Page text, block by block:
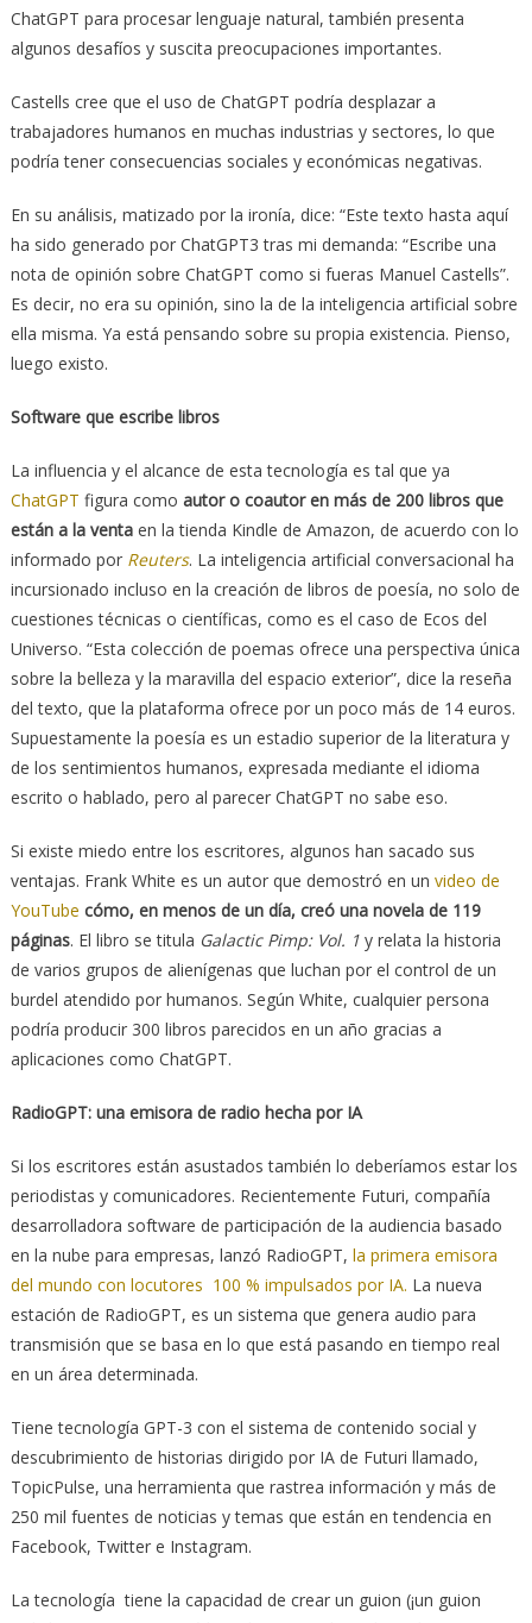
ChatGPT para procesar lenguaje natural, también presenta
algunos desafíos y suscita preocupaciones importantes.
Castells cree que el uso de ChatGPT podría desplazar a
trabajadores humanos en muchas industrias y sectores, lo que
podría tener consecuencias sociales y económicas negativas.
En su análisis, matizado por la ironía, dice: “Este texto hasta aquí
ha sido generado por ChatGPT3 tras mi demanda: “Escribe una
nota de opinión sobre ChatGPT como si fueras Manuel Castells”.
Es decir, no era su opinión, sino la de la inteligencia artificial sobre
ella misma. Ya está pensando sobre su propia existencia. Pienso,
luego existo.
Software que escribe libros
La influencia y el alcance de esta tecnología es tal que ya
ChatGPT figura como autor o coautor en más de 200 libros que
están a la ventaen la tienda Kindle de Amazon, de acuerdo con lo
informado por Reuters. La inteligencia artificial conversacional ha
incursionado incluso en la creación de libros de poesía, no solo de
cuestiones técnicas o científicas, como es el caso de Ecos del
Universo. “Esta colección de poemas ofrece una perspectiva única
sobre la belleza y la maravilla del espacio exterior”, dice la reseña
del texto, que la plataforma ofrece por un poco más de 14 euros.
Supuestamente la poesía es un estadio superior de la literatura y
de los sentimientos humanos, expresada mediante el idioma
escrito o hablado, pero al parecer ChatGPT no sabe eso.
Si existe miedo entre los escritores, algunos han sacado sus
ventajas. Frank White es un autor que demostró en un video de
YouTube cómo, en menos de un día, creó una novela de 119
páginas. El libro se titula Galactic Pimp: Vol. 1y relata la historia
de varios grupos de alienígenas que luchan por el control de un
burdel atendido por humanos. Según White, cualquier persona
podría producir 300 libros parecidos en un año gracias a
aplicaciones como ChatGPT.
RadioGPT: una emisora de radio hecha por IA
Si los escritores están asustados también lo deberíamos estar los
periodistas y comunicadores. Recientemente Futuri, compañía
desarrolladora software de participación de la audiencia basado
en la nube para empresas, lanzó RadioGPT, la primera emisora
del mundo con locutores 100 % impulsados ​​por IA. La nueva
estación de RadioGPT, es un sistema que genera audio para
transmisión que se basa en lo que está pasando en tiempo real
en un área determinada.
Tiene tecnología GPT-3 con el sistema de contenido social y
descubrimiento de historias dirigido por IA de Futuri llamado,
TopicPulse, una herramienta que rastrea información y más de
250 mil fuentes de noticias y temas que están en tendencia en
Facebook, Twitter e Instagram.
La tecnología tiene la capacidad de crear un guion (¡un guion